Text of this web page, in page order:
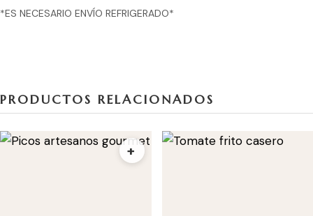
*ES NECESARIO ENVÍO REFRIGERADO*
PRODUCTOS RELACIONADOS
+